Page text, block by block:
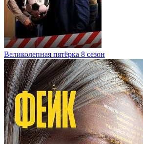
Великолепная пятёрка 8 сезон